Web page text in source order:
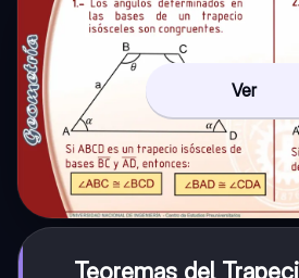
Ver
Teoremas del